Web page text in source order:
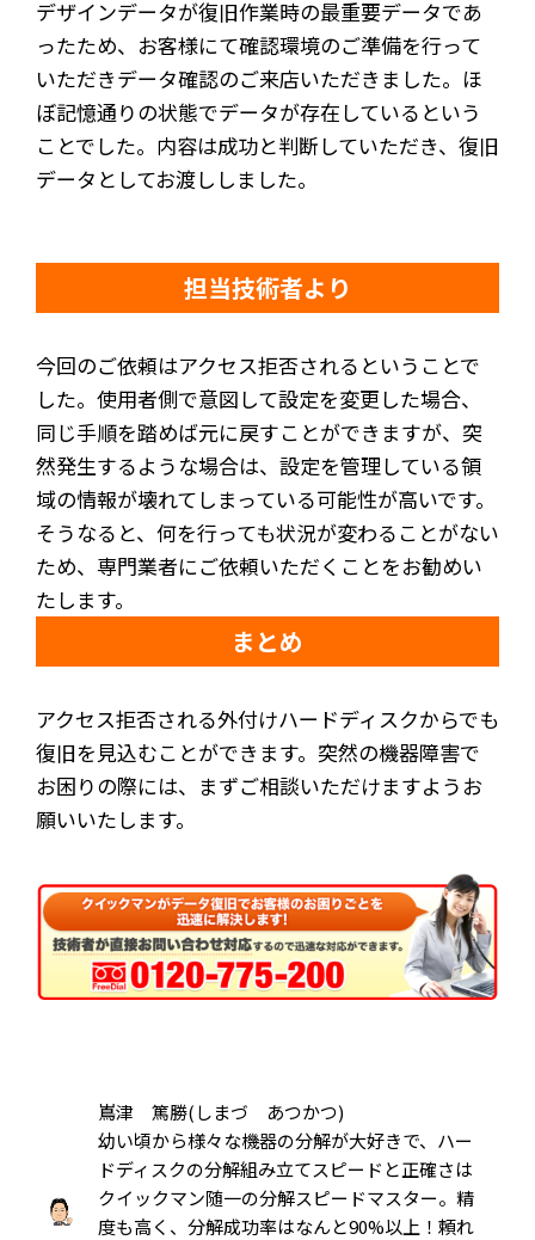
デザインデータが復旧作業時の最重要データであ
ったため、お客様にて確認環境のご準備を行って
いただきデータ確認のご来店いただきました。ほ
ぼ記憶通りの状態でデータが存在しているという
ことでした。内容は成功と判断していただき、復旧
データとしてお渡ししました。
担当技術者より
今回のご依頼はアクセス拒否されるということで
した。使用者側で意図して設定を変更した場合、
同じ手順を踏めば元に戻すことができますが、突
然発生するような場合は、設定を管理している領
域の情報が壊れてしまっている可能性が高いです。
そうなると、何を行っても状況が変わることがない
ため、専門業者にご依頼いただくことをお勧めい
たします。
まとめ
アクセス拒否される外付けハードディスクからでも
復旧を見込むことができます。突然の機器障害で
お困りの際には、まずご相談いただけますようお
願いいたします。
嶌津 篤勝(しまづ あつかつ)
幼い頃から様々な機器の分解が大好きで、ハー
ドディスクの分解組み立てスピードと正確さは
クイックマン随一の分解スピードマスター。精
度も高く、分解成功率はなんと90%以上！頼れ